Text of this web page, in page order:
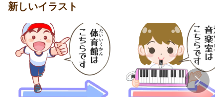
新しいイラスト